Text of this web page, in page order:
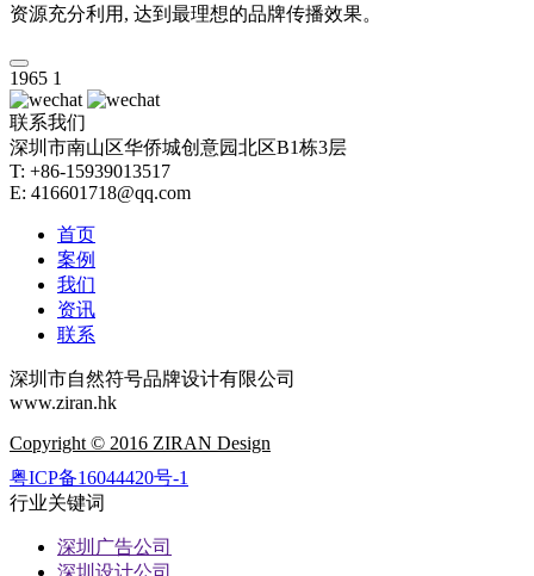
资源充分利用, 达到最理想的品牌传播效果。
1965 1
联系我们
深圳市南山区华侨城创意园北区B1栋3层
T: +86-15939013517
E: 416601718@qq.com
首页
案例
我们
资讯
联系
深圳市自然符号品牌设计有限公司
www.ziran.hk
Copyright © 2016 ZIRAN Design
粤ICP备16044420号-1
行业关键词
深圳广告公司
深圳设计公司